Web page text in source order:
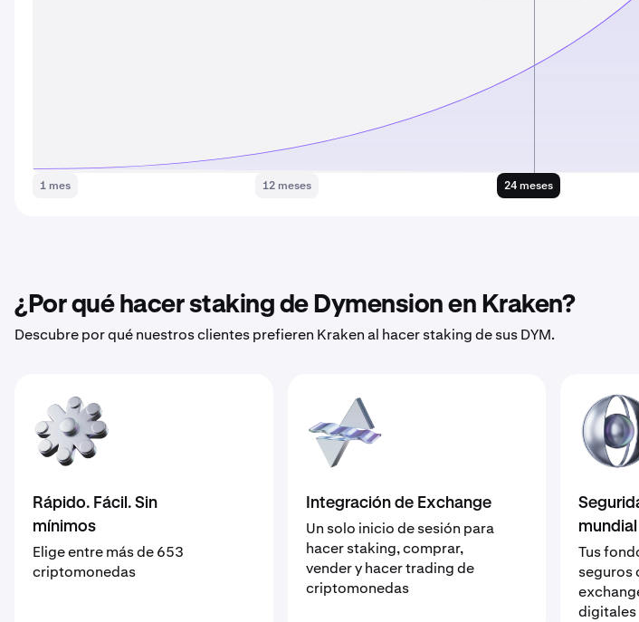
1 mes 12 meses 24 meses
¿Por qué hacer staking de Dymension en Kraken?
Descubre por qué nuestros clientes prefieren Kraken al hacer staking de sus DYM.
Rápido. Fácil. Sin
mínimos
Elige entre más de 653
criptomonedas
Integración de Exchange
Un solo inicio de sesión para
hacer staking, comprar,
vender y hacer trading de
criptomonedas
mundial
Tus
seguros
digitales